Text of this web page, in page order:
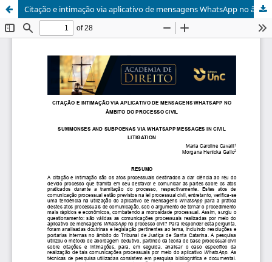
Citação e intimação via aplicativo de mensagens WhatsApp no âmbito do processo civil